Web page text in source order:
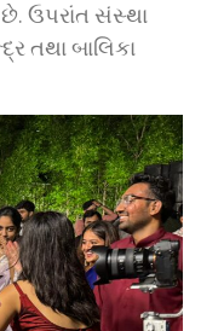
ઉપરાંત સંસ્થા
તથા બાલિકા